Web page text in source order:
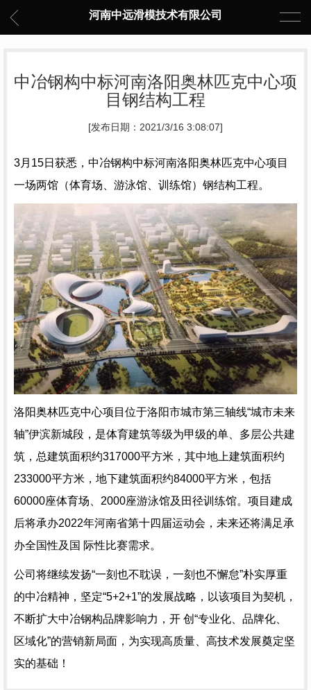
河南中远滑模技术有限公司
中冶钢构中标河南洛阳奥林匹克中心项
目钢结构工程
[发布日期：2021/3/16 3:08:07]
3月15日获悉，中冶钢构中标河南洛阳奥林匹克中心项目
一场两馆（体育场、游泳馆、训练馆）钢结构工程。
洛阳奥林匹克中心项目位于洛阳市城市第三轴线“城市未来
轴”伊滨新城段，是体育建筑等级为甲级的单、多层公共建
筑，总建筑面积约317000平方米，其中地上建筑面积约
233000平方米，地下建筑面积约84000平方米，包括
60000座体育场、2000座游泳馆及田径训练馆。项目建成
后将承办2022年河南省第十四届运动会，未来还将满足承
办全国性及国 际性比赛需求。
公司将继续发扬“一刻也不耽误，一刻也不懈怠”朴实厚重
的中冶精神，坚定“5+2+1”的发展战略，以该项目为契机，
不断扩大中冶钢构品牌影响力，开 创“专业化、品牌化、
区域化”的营销新局面，为实现高质量、高技术发展奠定坚
实的基础！